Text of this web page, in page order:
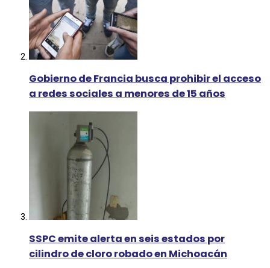
Gobierno de Francia busca prohibir el acceso
a redes sociales a menores de 15 años
SSPC emite alerta en seis estados por
cilindro de cloro robado en Michoacán